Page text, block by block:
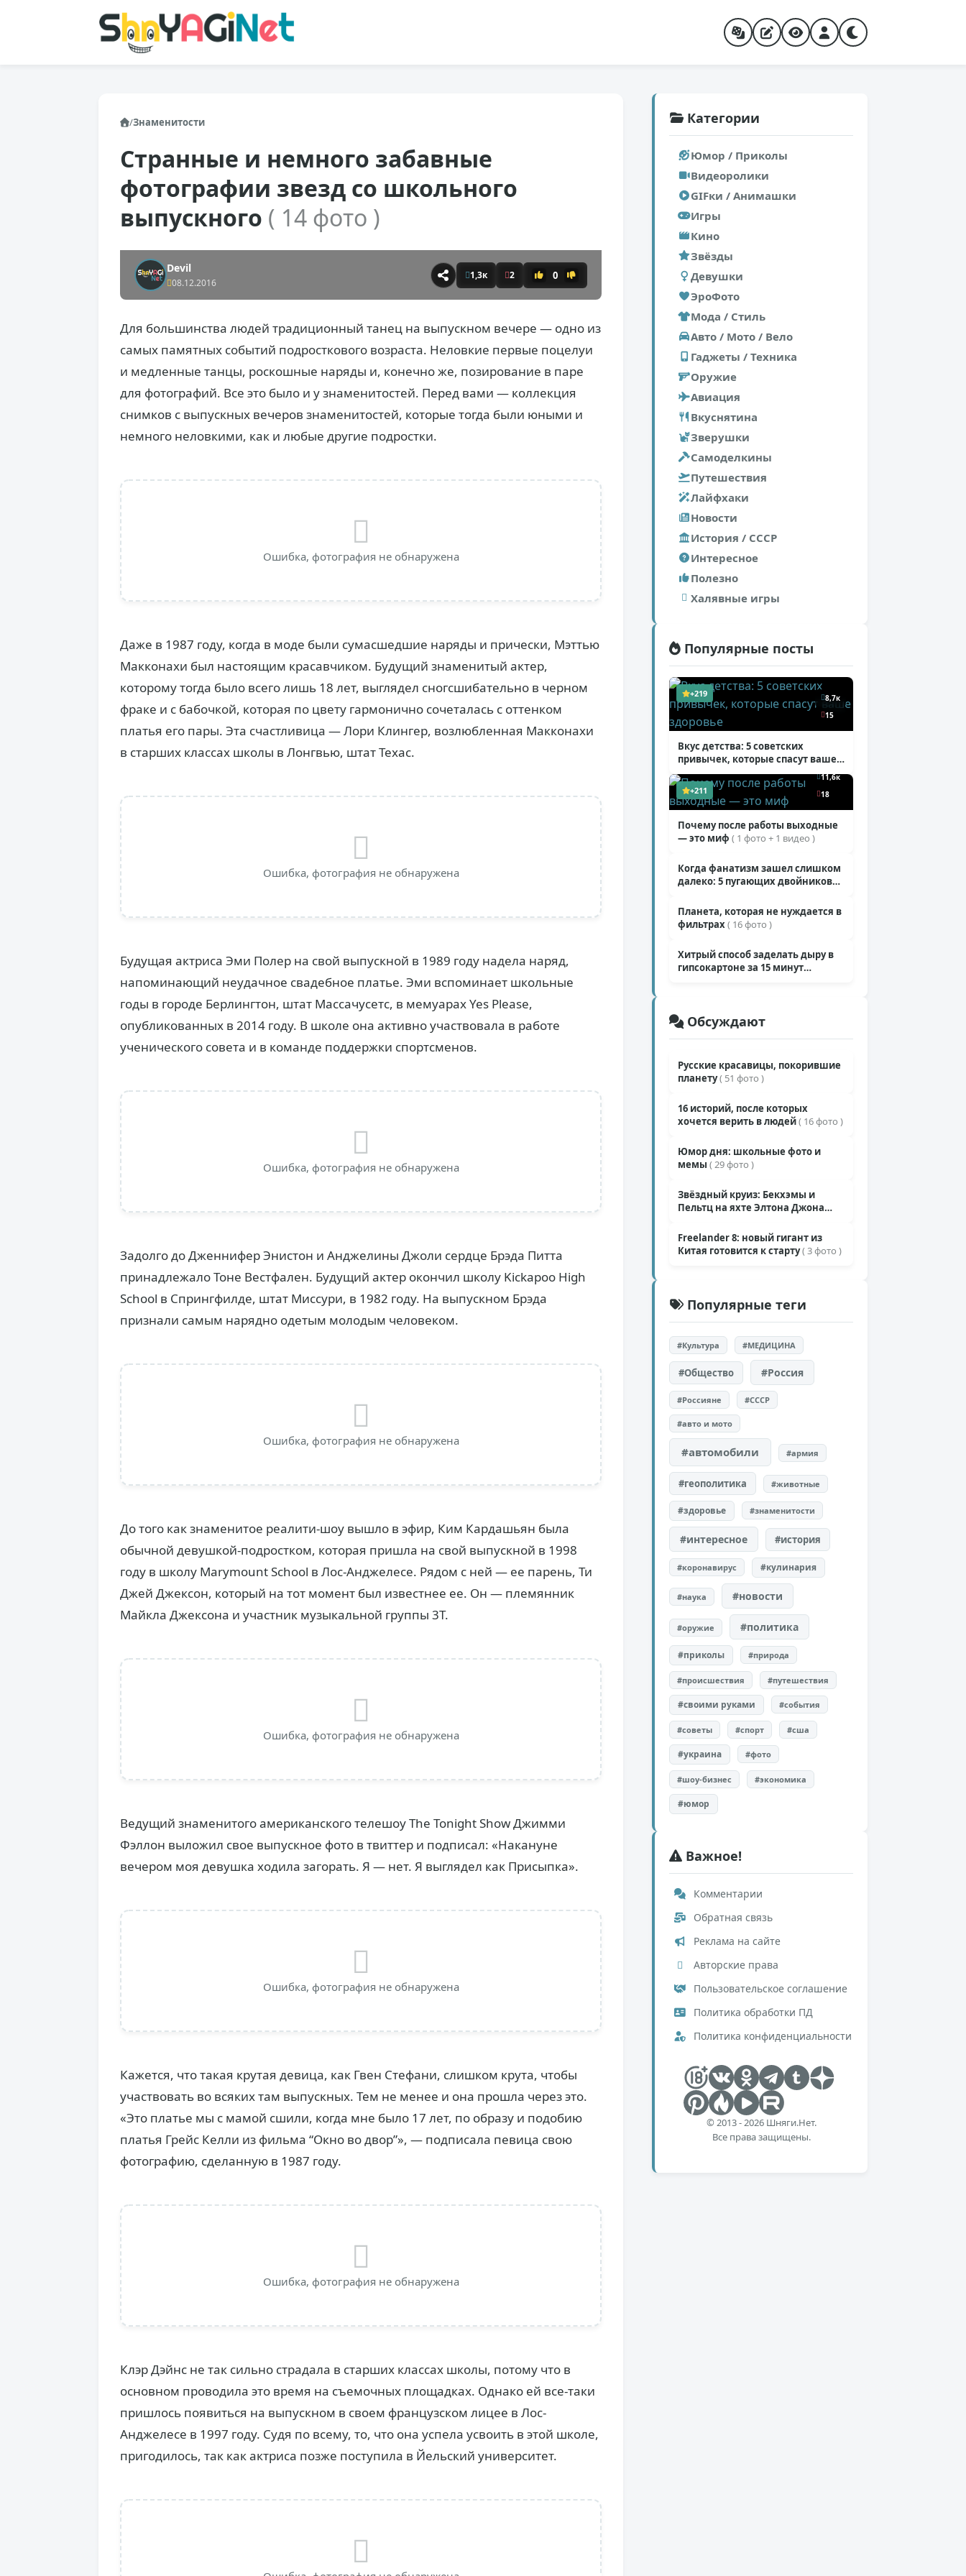
/Знаменитости
Странные и немного забавные
фотографии звезд со школьного
выпускного ( 14 фото )
Devil
08.12.2016
1,3к 2 0
Для большинства людей традиционный танец на выпускном вечере — одно из
самых памятных событий подросткового возраста. Неловкие первые поцелуи
и медленные танцы, роскошные наряды и, конечно же, позирование в паре
для фотографий. Все это было и у знаменитостей. Перед вами — коллекция
снимков с выпускных вечеров знаменитостей, которые тогда были юными и
немного неловкими, как и любые другие подростки.
Ошибка, фотография не обнаружена
Даже в 1987 году, когда в моде были сумасшедшие наряды и прически, Мэттью
Макконахи был настоящим красавчиком. Будущий знаменитый актер,
которому тогда было всего лишь 18 лет, выглядел сногсшибательно в черном
фраке и с бабочкой, которая по цвету гармонично сочеталась с оттенком
платья его пары. Эта счастливица — Лори Клингер, возлюбленная Макконахи
в старших классах школы в Лонгвью, штат Техас.
Ошибка, фотография не обнаружена
Будущая актриса Эми Полер на свой выпускной в 1989 году надела наряд,
напоминающий неудачное свадебное платье. Эми вспоминает школьные
годы в городе Берлингтон, штат Массачусетс, в мемуарах Yes Please,
опубликованных в 2014 году. В школе она активно участвовала в работе
ученического совета и в команде поддержки спортсменов.
Ошибка, фотография не обнаружена
Задолго до Дженнифер Энистон и Анджелины Джоли сердце Брэда Питта
принадлежало Тоне Вестфален. Будущий актер окончил школу Kickapoo High
School в Спрингфилде, штат Миссури, в 1982 году. На выпускном Брэда
признали самым нарядно одетым молодым человеком.
Ошибка, фотография не обнаружена
До того как знаменитое реалити-шоу вышло в эфир, Ким Кардашьян была
обычной девушкой-подростком, которая пришла на свой выпускной в 1998
году в школу Marymount School в Лос-Анджелесе. Рядом с ней — ее парень, Ти
Джей Джексон, который на тот момент был известнее ее. Он — племянник
Майкла Джексона и участник музыкальной группы 3T.
Ошибка, фотография не обнаружена
Ведущий знаменитого американского телешоу The Tonight Show Джимми
Фэллон выложил свое выпускное фото в твиттер и подписал: «Накануне
вечером моя девушка ходила загорать. Я — нет. Я выглядел как Присыпка».
Ошибка, фотография не обнаружена
Кажется, что такая крутая девица, как Гвен Стефани, слишком крута, чтобы
участвовать во всяких там выпускных. Тем не менее и она прошла через это.
«Это платье мы с мамой сшили, когда мне было 17 лет, по образу и подобию
платья Грейс Келли из фильма “Окно во двор”», — подписала певица свою
фотографию, сделанную в 1987 году.
Ошибка, фотография не обнаружена
Клэр Дэйнс не так сильно страдала в старших классах школы, потому что в
основном проводила это время на съемочных площадках. Однако ей все-таки
пришлось появиться на выпускном в своем французском лицее в Лос-
Анджелесе в 1997 году. Судя по всему, то, что она успела усвоить в этой школе,
пригодилось, так как актриса позже поступила в Йельский университет.
Категории
Юмор / Приколы
Видеоролики
GIFки / Анимашки
Игры
Кино
Звёзды
Девушки
ЭроФото
Мода / Стиль
Авто / Мото / Вело
Гаджеты / Техника
Оружие
Авиация
Вкуснятина
Зверушки
Самоделкины
Путешествия
Лайфхаки
Новости
История / СССР
Интересное
Полезно
Халявные игры
Популярные посты
+219
8,7к
15
Вкус детства: 5 советских
привычек, которые спасут ваше
здоровье( 2 фото )
+211
11,6к
18
Почему после работы выходные
— это миф ( 1 фото + 1 видео )
+206
Когда фанатизм зашел слишком
далеко: 5 пугающих двойников
+205
8
Планета, которая не нуждается в
фильтрах( 16 фото )
+199
Хитрый способ заделать дыру в
гипсокартоне за 15 минут
Обсуждают
+119
Русские красавицы, покорившие
планету( 51 фото )
+84
16 историй, после которых
хочется верить в людей( 16 фото )
+145
26
Юмор дня: школьные фото и
мемы ( 29 фото )
+162
Звёздный круиз: Бекхэмы и
Пельтц на яхте Элтона Джона
+134
25
Freelander 8: новый гигант из
Китая готовится к старту( 3 фото )
Популярные теги
#Культура #МЕДИЦИНА
#Общество #Россия
#Россияне #СССР
#авто и мото
#автомобили #армия
#геополитика #животные
#здоровье #знаменитости
#интересное #история
#коронавирус #кулинария
#наука #новости
#оружие #политика
#приколы #природа
#происшествия #путешествия
#своими руками #события
#советы #спорт #сша
#украина #фото
#шоу-бизнес #экономика
#юмор
Важное!
Комментарии
Обратная связь
Реклама на сайте
Авторские права
Пользовательское соглашение
Политика обработки ПД
Политика конфиденциальности
© 2013 - 2026 Шняги.Нет.
Все права защищены.